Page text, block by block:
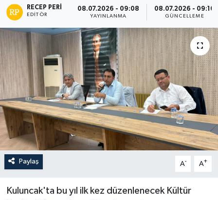
RECEP PERI
EDITÖR
08.07.2026 - 09:08
YAYINLANMA
08.07.2026 - 09:10
GÜNCELLEME
Paylaş A- A+
Kuluncak'ta bu yıl ilk kez düzenlenecek Kültür
Son Dakika Haberleri
Haber Arşivi